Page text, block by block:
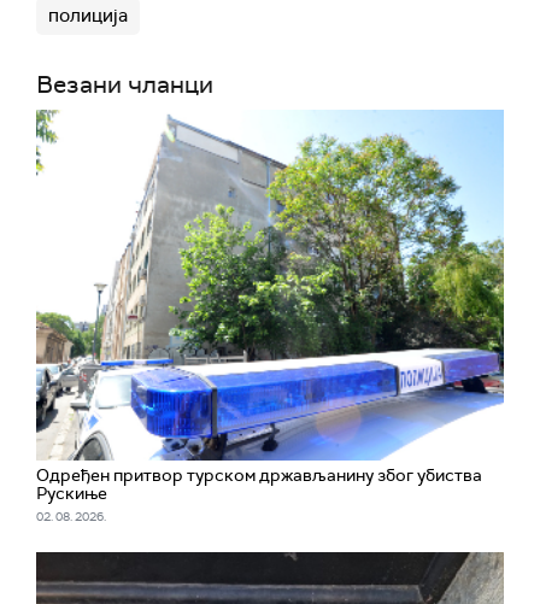
полиција
Везани чланци
Одређен притвор турском држављанину због убиства
Рускиње
02. 08. 2026.